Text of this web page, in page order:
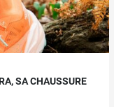
SA CHAUSSURE